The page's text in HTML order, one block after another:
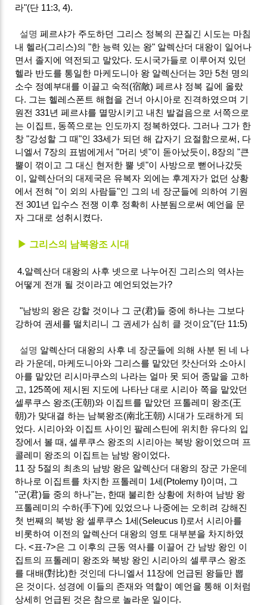
라"(단 11:3, 4).
설명 페르샤가 주도하던 그리스 정복의 끈질긴 시도는 마침
내 헬라(그리스)의 "한 능력 있는 왕" 알렉산더 대왕이 일어나
면서 졸지에 역전되고 말았다. 도시국가들로 이루어져 있던
헬라 반도를 통일한 마케도니아 왕 알렉산더는 3만 5천 명의
소수 정예부대를 이끌고 숙적(宿敵) 페르샤 정복 길에 올랐
다. 그는 헬레스폰트 해협을 건너 아시아로 진격하였으며 기
원전 331년 페르샤를 멸망시키고 내친 발걸음으로 서쪽으로
는 이집트, 동쪽으로는 인도까지 정복하였다. 그러나 그가 한
창 "강성할 그 때"인 33세가 되던 해 갑자기 요절함으로써, 다
니엘서 7장의 표범에게서 "머리 넷"이 돋아났듯이, 8장의 "큰
뿔이 꺾이고 그 대신 현저한 뿔 넷"이 사방으로 뻗어나갔듯
이, 알렉산더의 대제국은 유복자 외에는 후계자가 없던 상황
에서 전혀 "이 외의 사람들"인 그의 네 장군들에 의하여 기원
전 301년 입수스 전쟁 이후 정확히 사분됨으로써 예언을 문
자 그대로 성취시켰다.
▶ 그리스의 남북왕조 시대
4.알렉산더 대왕의 사후 넷으로 나누어진 그리스의 역사는
어떻게 전개 될 것이라고 예언되었는가?
"남방의 왕은 강할 것이나 그 군(君)들 중에 하나는 그보다
강하여 권세를 떨치리니 그 권세가 심히 클 것이요"(단 11:5)
설명 알렉산더 대왕의 사후 네 장군들에 의해 사분 된 네 나
라 가운데, 마케도니아와 그리스를 맡았던 캇산더와 소아시
아를 맡았던 리시마쿠스의 나라는 얼마 못 되어 종말을 고하
고, 125쪽에 제시된 지도에 나타난 대로 시리아 쪽을 맡았던
셀루쿠스 왕조(王朝)와 이집트를 맡았던 프톨레미 왕조(王
朝)가 맞대결 하는 남북왕조(南北王朝) 시대가 도래하게 되
었다. 시리아와 이집트 사이인 팔레스틴에 위치한 유다의 입
장에서 볼 때, 셀루쿠스 왕조의 시리아는 북방 왕이었으며 프
콜레미 왕조의 이집트는 남방 왕이었다.
11 장 5절의 최초의 남방 왕은 알렉산더 대왕의 장군 가운데
하나로 이집트를 차지한 프톨레미 1세(Ptolemy I)이며, 그
"군(君)들 중의 하나"는, 한때 불리한 상황에 처하여 남방 왕
프톨레미의 수하(手下)에 있었으나 나중에는 오히려 강해진
첫 번째의 북방 왕 셀루쿠스 1세(Seleucus I)로서 시리아를
비롯하여 이전의 알렉산더 대왕의 영토 대부분을 차지하였
다. <표-7>은 그 이후의 근동 역사를 이끌어 간 남방 왕인 이
집트의 프톨레미 왕조와 북방 왕인 시리아의 셀루쿠스 왕조
를 대배(對比)한 것인데 다니엘서 11장에 언급된 왕들만 뽑
은 것이다. 성경에 이들의 존재와 역할이 예언을 통해 이처럼
상세히 언급된 것은 참으로 놀라운 일이다.